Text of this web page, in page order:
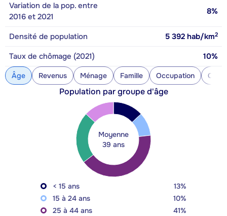
Variation de la pop. entre
2016 et 2021
8%
Densité de population 5 392 hab/km2
Taux de chômage (2021) 10%
Âge Revenus Ménage Famille Occupation
Population par groupe d'âge
Moyenne
39 ans
< 15 ans
13%
15 à 24 ans
10%
25 à 44 ans
41%